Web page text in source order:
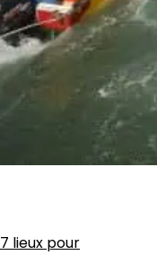
7 lieux pour